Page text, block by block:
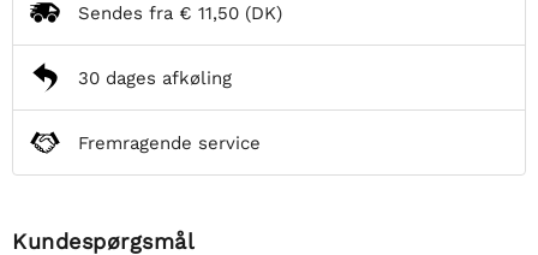
Sendes fra € 11,50 (DK)
30 dages afkøling
Fremragende service
Kundespørgsmål